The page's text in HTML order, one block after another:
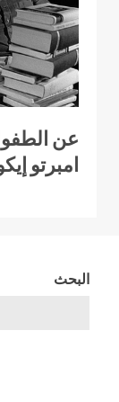
عن
امبرتو
البحث